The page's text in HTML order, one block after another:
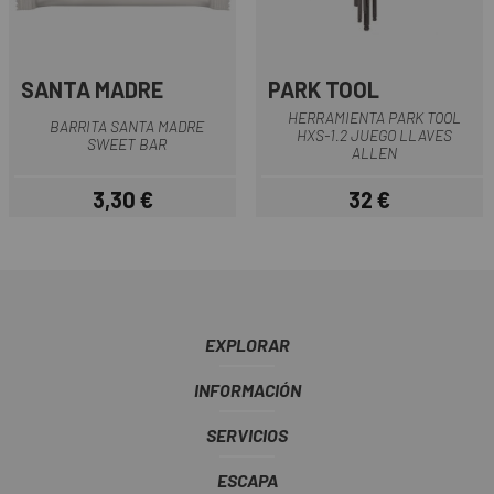
SANTA MADRE
BARRITA SANTA MADRE
SWEET BAR
Precio
3,30 €
PARK TOOL
HERRAMIENTA PARK TOOL
HXS-1.2 JUEGO LLAVES
ALLEN
Precio
32 €
EXPLORAR
INFORMACIÓN
SERVICIOS
ESCAPA